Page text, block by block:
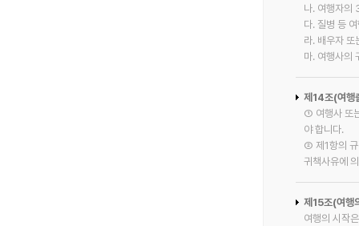
나. 여행자의
다. 질병 등
라. 배우자 또
마. 여행사의
제14조(여행
① 여행사 또
야 합니다.
② 제1항의 규
귀책사유에
제15조(여행
여행의 시작